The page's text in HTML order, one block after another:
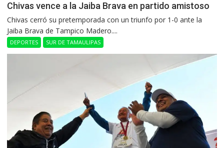
Chivas vence a la Jaiba Brava en partido amistoso
Chivas cerró su pretemporada con un triunfo por 1-0 ante la
Jaiba Brava de Tampico Madero....
DEPORTES SUR DE TAMAULIPAS